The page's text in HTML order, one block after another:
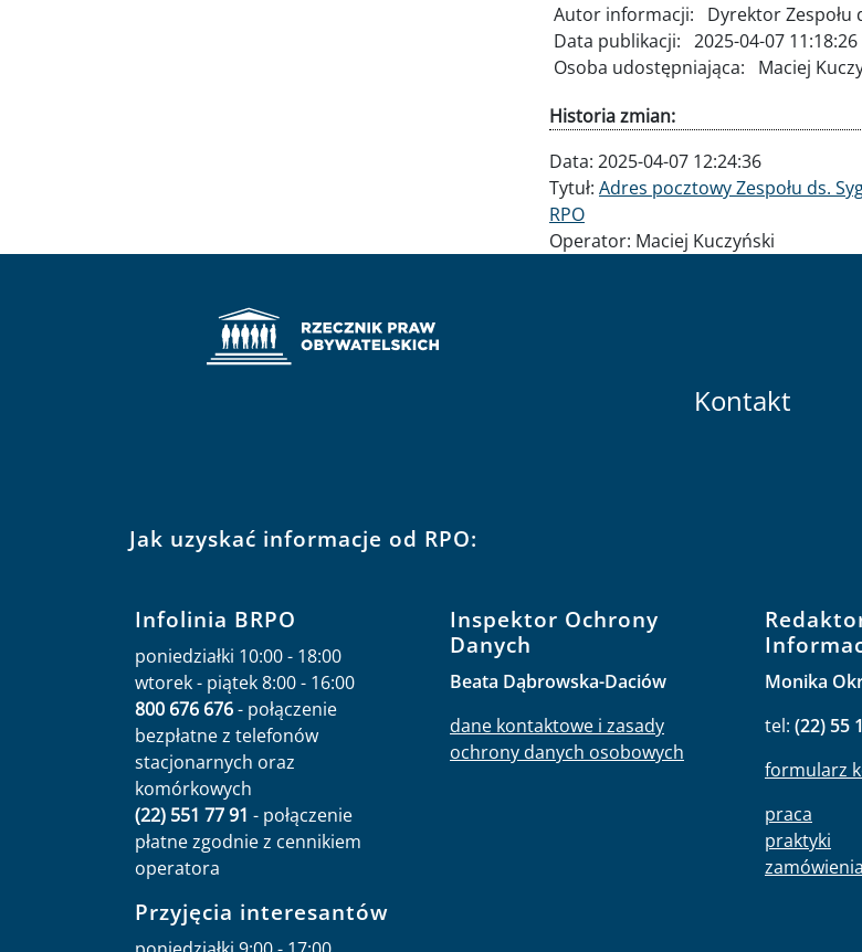
Autor informacji:
Dyrektor Zespołu
Data publikacji: 2025-04-07 11:18:26
Osoba udostępniająca:
Maciej
Historia zmian:
Data: 2025-04-07 12:24:36
Tytuł: Adres pocztowy Zespołu ds.
RPO
Operator: Maciej Kuczyński
Kontakt
Jak uzyskać informacje od RPO:
Infolinia BRPO
poniedziałki 10:00 - 18:00
wtorek - piątek 8:00 - 16:00
800 676 676- połączenie
bezpłatne z telefonów
stacjonarnych oraz
komórkowych
(22) 551 77 91 - połączenie
płatne zgodnie z cennikiem
operatora
Przyjęcia interesantów
Inspektor Ochrony
Danych
Beata Dąbrowska-Daciów
dane kontaktowe i zasady
ochrony danych osobowych
Monika
tel: (22) 55
formularz
praca
praktyki